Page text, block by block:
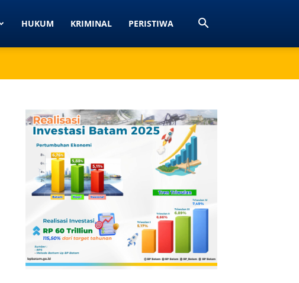
HUKUM KRIMINAL PERISTIWA